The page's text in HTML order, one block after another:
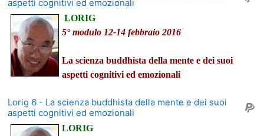
aspetti cognitivi ed emozionali
LORIG
5° modulo 12-14 febbraio 2016
La scienza buddhista della mente e dei suoi
aspetti cognitivi ed emozionali
Lorig 6 - La scienza buddhista della mente e dei suoi
aspetti cognitivi ed emozionali
LORIG